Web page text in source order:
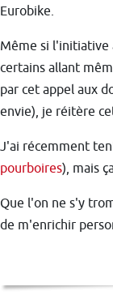
Eurobike.
Même si l'initiative
certains allant
par cet appel aux
envie), je réitère
J'ai récemment
pourboires), mais
Que l'on ne s'y
de m'enrichir